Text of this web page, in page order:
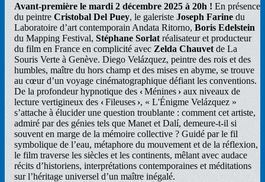
Avant-première le mardi 2 décembre 2025 à 20h ! En présence
du peintre Cristobal Del Puey, le galeriste Joseph Farine du
Laboratoire d’art contemporain Andata Ritorno, Boris Edelstein
du Mapping Festival, Stéphane Sorlat réalisateur et producteur
du film en France en complicité avec Zelda Chauvet de La
Souris Verte à Genève. Diego Velázquez, peintre des rois et des
humbles, maître du hors champ et des mises en abyme, se trouve
au cœur d’un voyage cinématographique défiant les conventions.
De la profondeur hypnotique des ‹Ménines › aux niveaux de
lecture vertigineux des ‹Fileuses ›, « L'Énigme Velázquez »
s’attache à élucider une question troublante : comment cet artiste,
admiré par des génies tels que Manet et Dalí, demeure-t-il si
souvent en marge de la mémoire collective ? Guidé par le fil
symbolique de l’eau, métaphore du mouvement et de la réflexion,
le film traverse les siècles et les continents, mêlant avec audace
récits d’historiens, interprétations contemporaines et méditations
sur l’héritage universel d’un maître inégalé.